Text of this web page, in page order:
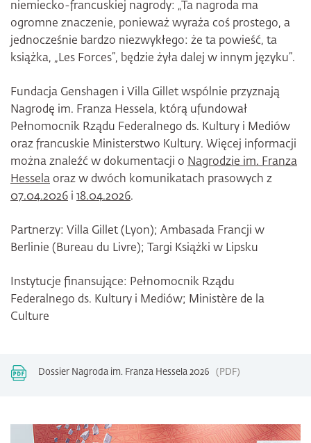
niemiecko-francuskiej nagrody: „Ta nagroda ma
ogromne znaczenie, ponieważ wyraża coś prostego, a
jednocześnie bardzo niezwykłego: że ta powieść, ta
książka, „Les Forces”, będzie żyła dalej w innym języku”.
Fundacja Genshagen i Villa Gillet wspólnie przyznają
Nagrodę im. Franza Hessela, którą ufundował
Pełnomocnik Rządu Federalnego ds. Kultury i Mediów
oraz francuskie Ministerstwo Kultury. Więcej informacji
można znaleźć w dokumentacji o Nagrodzie im. Franza
Hessela oraz w dwóch komunikatach prasowych z
07.04.2026 i 18.04.2026.
Partnerzy: Villa Gillet (Lyon); Ambasada Francji w
Berlinie (Bureau du Livre); Targi Książki w Lipsku
Instytucje finansujące: Pełnomocnik Rządu
Federalnego ds. Kultury i Mediów; Ministère de la
Culture
Dossier Nagroda im. Franza Hessela 2026 PDF
Bildergalerie überspringen